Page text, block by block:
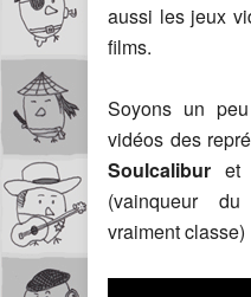
aussi les jeux
films.
Soyons un
vidéos des
Soulcalibur et
(vainqueur
vraiment classe)